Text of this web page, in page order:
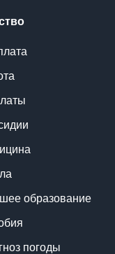
образование
погоды